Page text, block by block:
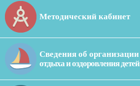
Методический кабинет
Сведения об организации
отдыха и оздоровления детей